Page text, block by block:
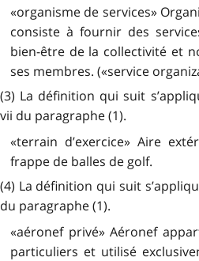
«organisme de services»
consiste à fournir des
bien-être de la collectivité et
ses membres. («service
(3) La définition qui suit
vii du paragraphe (1).
«terrain d’exercice» Aire
frappe de balles de golf.
(4) La définition qui suit
du paragraphe (1).
«aéronef privé» Aéronef
particuliers et utilisé